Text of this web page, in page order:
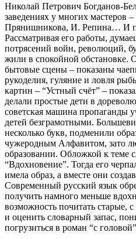
Николай Петрович Богданов-
заведениях у многих мастеров
Прянишникова, И. Репина… И
Рассматривая его работы,
потрясений войн, революций,
жили в спокойной обстановке.
бытовые сцены – показаны
рукоделия, гуляние и ловля
картин – “Устный счёт” –
делали простые дети в
советская машина пропаганды
детей безграмотными.
несколько букв, подменили
чужеродным Алфавитом, зато
образовании. Обложкой к теме
“Вдохновение”. Тогда его
имела образ, а вместе они
Современный русский язык
получить намного меньше
возможность почитать
и оценить словарный запас,
погрузиться в роман “с